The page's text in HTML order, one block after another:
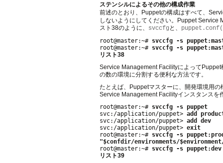
ステンシルによるその他の構成作業
前述のとおり、Puppetの構成はすべて、
しないようにしてください。Puppet Service
スト38のように、 svccfg と、
root@master:~# svccfg -s
root@master:~# svccfg -s
リスト38
Service Management FacilityによってPuppet
の数の環境に分割する便利な方法です。
たとえば、Puppetマスターに、開発環境用
Service Management Facilityインスタンスを
root@master:~# svccfg -s puppet
svc:/application/puppet> add
svc:/application/puppet> add dev
svc:/application/puppet> exit
root@master:~# svccfg -s
"$confdir/environments/
root@master:~# svccfg -s
リスト39